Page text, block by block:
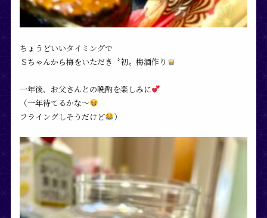
ちょうどいいタイミングで
Ｓちゃんから梅をいただき〝初〟梅酒作り
一年後、お父さんとの晩酌を楽しみに
（一年待てるかな〜
フライングしそうだけど
）